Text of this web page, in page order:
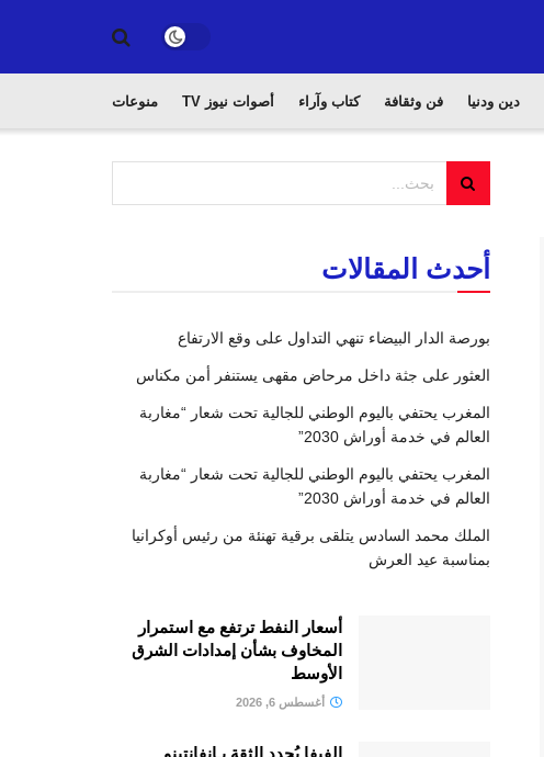
دين ودنيا فن وثقافة كتاب وآراء أصوات نيوز TV منوعات
أحدث المقالات
بورصة الدار البيضاء تنهي التداول على وقع الارتفاع
العثور على جثة داخل مرحاض مقهى يستنفر أمن مكناس
المغرب يحتفي باليوم الوطني للجالية تحت شعار “مغاربة
العالم في خدمة أوراش 2030”
المغرب يحتفي باليوم الوطني للجالية تحت شعار “مغاربة
العالم في خدمة أوراش 2030”
الملك محمد السادس يتلقى برقية تهنئة من رئيس أوكرانيا
بمناسبة عيد العرش
أسعار النفط ترتفع مع استمرار
المخاوف بشأن إمدادات الشرق
الأوسط
أغسطس 6, 2026
الفيفا يُجدد الثقة بـإنفانتينو